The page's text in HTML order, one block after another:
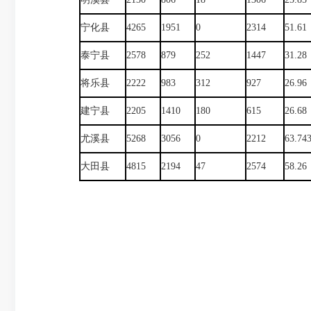
宁化县 4265 1951 0 2314 51.61
泰宁县 2578 879 252 1447 31.28
将乐县 2222 983 312 927 26.96
建宁县 2205 1410 180 615 26.68
尤溪县 5268 3056 0 2212 63.743
大田县 4815 2194 47 2574 58.26